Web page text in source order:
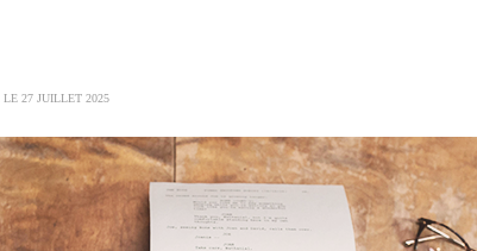
LE 27 JUILLET 2025